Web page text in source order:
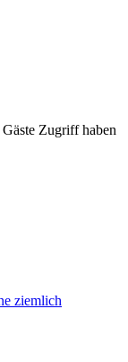
Zugriff haben
ziemlich